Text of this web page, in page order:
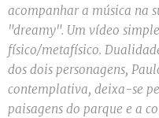
acompanhar a música na
"dreamy". Um vídeo
físico/metafísico.
dos dois personagens,
contemplativa, deixa-se
paisagens do parque e a